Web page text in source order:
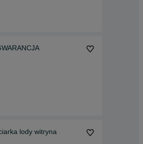
lody witryna